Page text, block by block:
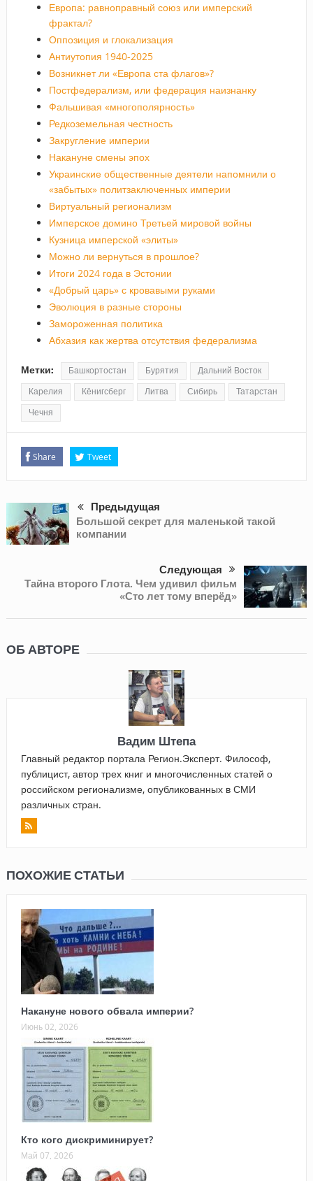
Европа: равноправный союз или имперский
фрактал?
Оппозиция и глокализация
Антиутопия 1940-2025
Возникнет ли «Европа ста флагов»?
Постфедерализм, или федерация наизнанку
Фальшивая «многополярность»
Редкоземельная честность
Закругление империи
Накануне смены эпох
Украинские общественные деятели напомнили о
«забытых» политзаключенных империи
Виртуальный регионализм
Имперское домино Третьей мировой войны
Кузница имперской «элиты»
Можно ли вернуться в прошлое?
Итоги 2024 года в Эстонии
«Добрый царь» с кровавыми руками
Эволюция в разные стороны
Замороженная политика
Абхазия как жертва отсутствия федерализма
Метки: Башкортостан Бурятия Дальний Восток
Карелия Кёнигсберг Литва Сибирь Татарстан
Чечня
Share Tweet
Предыдущая
Большой секрет для маленькой такой
компании
Следующая
Тайна второго Глота. Чем удивил фильм
«Сто лет тому вперёд»
ОБ АВТОРЕ
Вадим Штепа
Главный редактор портала Регион.Эксперт. Философ,
публицист, автор трех книг и многочисленных статей о
российском регионализме, опубликованных в СМИ
различных стран.
ПОХОЖИЕ СТАТЬИ
Накануне нового обвала империи?
Июнь 02, 2026
Кто кого дискриминирует?
Май 07, 2026